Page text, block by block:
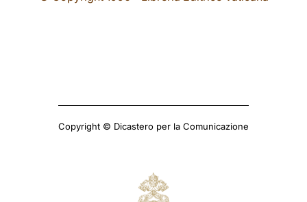
Copyright © Dicastero per la Comunicazione